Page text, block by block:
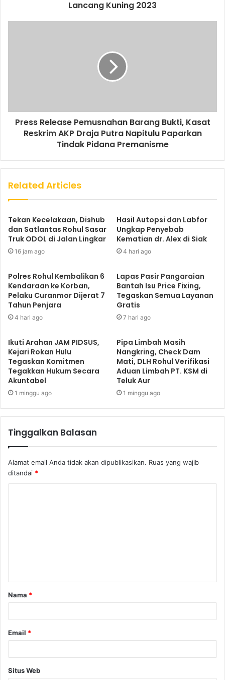
Lancang Kuning 2023
Press Release Pemusnahan Barang Bukti, Kasat
Reskrim AKP Draja Putra Napitulu Paparkan
Tindak Pidana Premanisme
Related Articles
Tekan Kecelakaan, Dishub
dan Satlantas Rohul Sasar
Truk ODOL di Jalan Lingkar
16 jam ago
Hasil Autopsi dan Labfor
Ungkap Penyebab
Kematian dr. Alex di Siak
4 hari ago
Polres Rohul Kembalikan 6
Kendaraan ke Korban,
Pelaku Curanmor Dijerat 7
Tahun Penjara
4 hari ago
Lapas Pasir Pangaraian
Bantah Isu Price Fixing,
Tegaskan Semua Layanan
Gratis
7 hari ago
Ikuti Arahan JAM PIDSUS,
Kejari Rokan Hulu
Tegaskan Komitmen
Tegakkan Hukum Secara
Akuntabel
1 minggu ago
Pipa Limbah Masih
Nangkring, Check Dam
Mati, DLH Rohul Verifikasi
Aduan Limbah PT. KSM di
Teluk Aur
1 minggu ago
Tinggalkan Balasan
Alamat email Anda tidak akan dipublikasikan. Ruas yang wajib
ditandai *
Nama *
Email *
Situs Web